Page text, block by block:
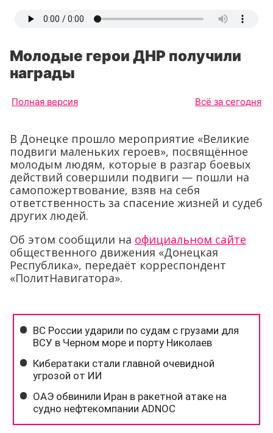
Молодые герои ДНР получили
награды
Полная версия Всё за сегодня
В Донецке прошло мероприятие «Великие
подвиги маленьких героев», посвящённое
молодым людям, которые в разгар боевых
действий совершили подвиги — пошли на
самопожертвование, взяв на себя
ответственность за спасение жизней и судеб
других людей.
Об этом сообщили на официальном сайте
общественного движения «Донецкая
Республика», передаёт корреспондент
«ПолитНавигатора».